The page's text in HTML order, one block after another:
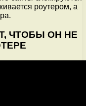
роутером, а
ЧТОБЫ ОН НЕ